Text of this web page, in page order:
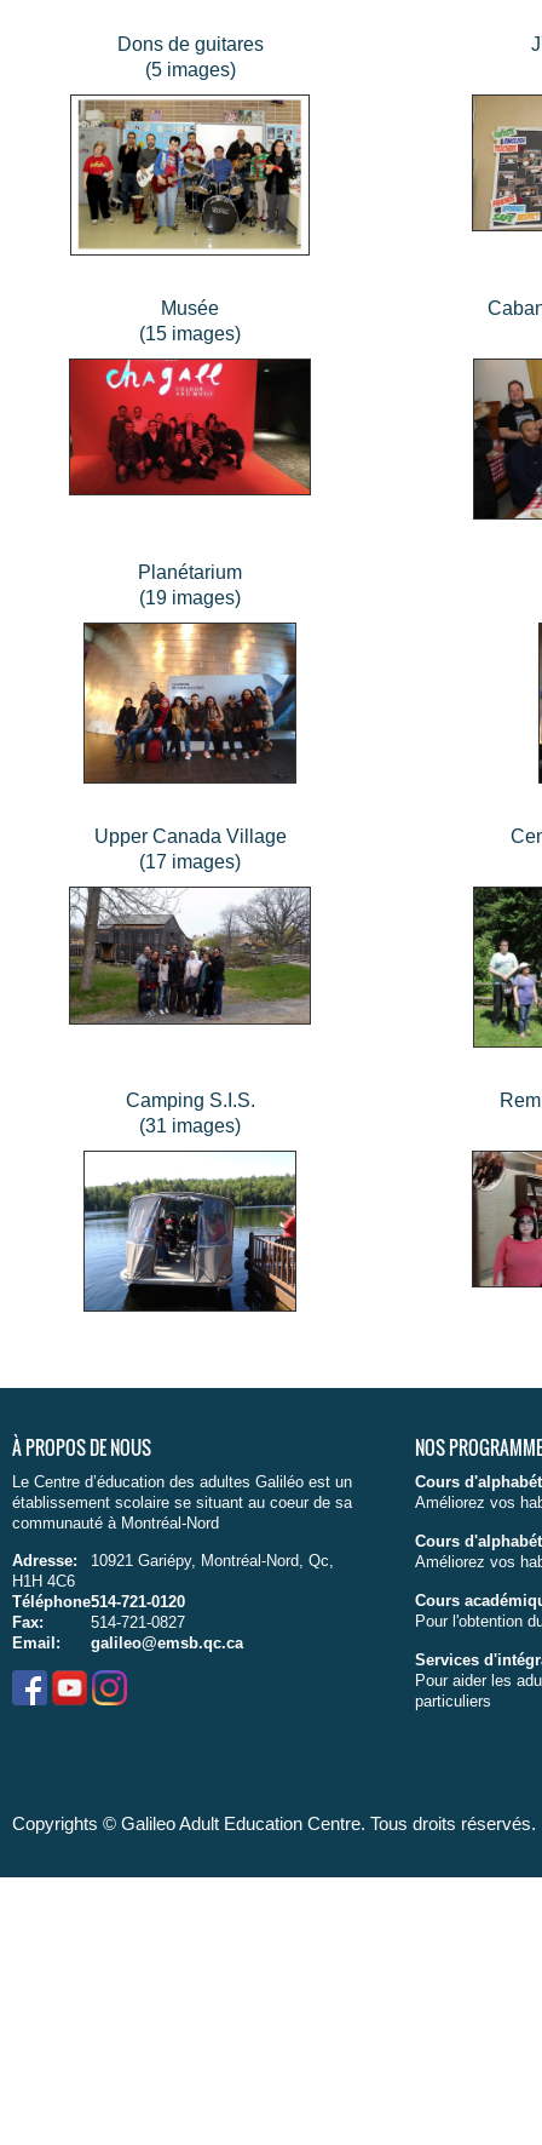
Dons de guitares
(5 images)
Musée
(15 images)
Planétarium
(19 images)
Upper Canada Village
(17 images)
Camping S.I.S.
(31 images)
À PROPOS DE NOUS
Le Centre d’éducation des adultes Galiléo est un
établissement scolaire se situant au coeur de sa
communauté à Montréal-Nord
Adresse:
10921 Gariépy, Montréal-Nord, Qc,
H1H 4C6
Téléphone:514-721-0120
Fax:
514-721-0827
Email:
galileo@emsb.qc.ca
NOS
Cours
Améliorez vos
Cours
Améliorez vos
Cours
Pour l'obtention
Services
Pour aider les
particuliers
Copyrights © Galileo Adult Education Centre. Tous droits réservés.